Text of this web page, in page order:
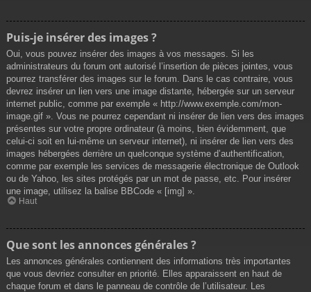
Puis-je insérer des images ?
Oui, vous pouvez insérer des images à vos messages. Si les
administrateurs du forum ont autorisé l’insertion de pièces jointes, vous
pourrez transférer des images sur le forum. Dans le cas contraire, vous
devrez insérer un lien vers une image distante, hébergée sur un serveur
internet public, comme par exemple « http://www.exemple.com/mon-
image.gif ». Vous ne pourrez cependant ni insérer de lien vers des images
présentes sur votre propre ordinateur (à moins, bien évidemment, que
celui-ci soit en lui-même un serveur internet), ni insérer de lien vers des
images hébergées derrière un quelconque système d’authentification,
comme par exemple les services de messagerie électronique de Outlook
ou de Yahoo, les sites protégés par un mot de passe, etc. Pour insérer
une image, utilisez la balise BBCode « [img] ».
Haut
Que sont les annonces générales ?
Les annonces générales contiennent des informations très importantes
que vous devriez consulter en priorité. Elles apparaissent en haut de
chaque forum et dans le panneau de contrôle de l’utilisateur. Les